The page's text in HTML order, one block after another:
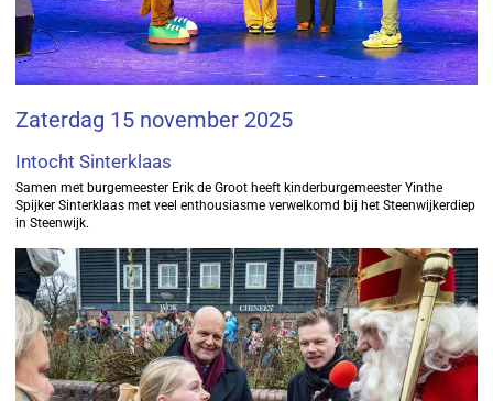
Zaterdag 15 november 2025
Intocht Sinterklaas
Samen met burgemeester Erik de Groot heeft kinderburgemeester Yinthe
Spijker Sinterklaas met veel enthousiasme verwelkomd bij het Steenwijkerdiep
in Steenwijk.